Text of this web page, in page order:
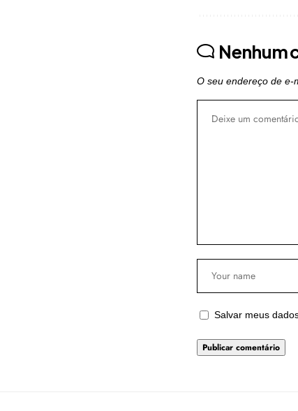
Nenhum
O seu endereço de e-
Salvar meus